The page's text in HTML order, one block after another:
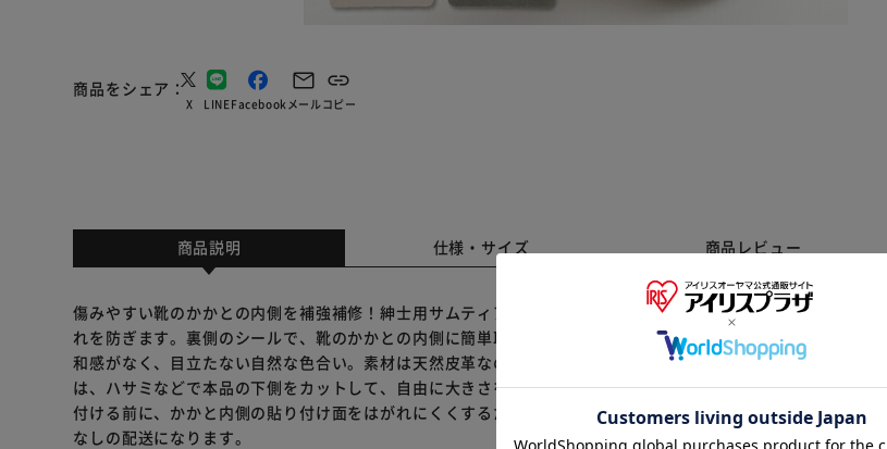
商品をシェア
X LINEFacebookメールコピー
商品説明 仕様・サイズ 商品レビュー
傷みやすい靴のかかとの内側を補強補修！紳士用サムティアス「かかと強化プラン」 靴のかかとの内側の擦り切
れを防ぎます。裏側のシールで、靴のかかとの内側に簡単取り付けできる！ どんな色合いの靴に貼り付けても違
和感がなく、目立たない自然な色合い。素材は天然皮革なので、安心。 貼り付けるかかと部分より大き目の場合
は、ハサミなどで本品の下側をカットして、自由に大きさを調整することが可能。 「かかと強化プラン」を貼り
付ける前に、かかと内側の貼り付け面をはがれにくくするための紙やすり付き！ 【商品配送について】 配送番号
なしの配送になります。
※ご確認ください